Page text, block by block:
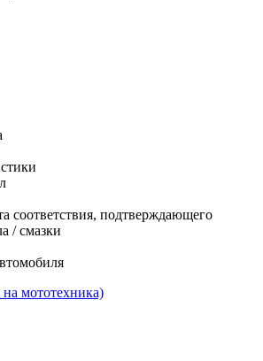
соответствия, подтверждающего
/ смазки
мототехника)